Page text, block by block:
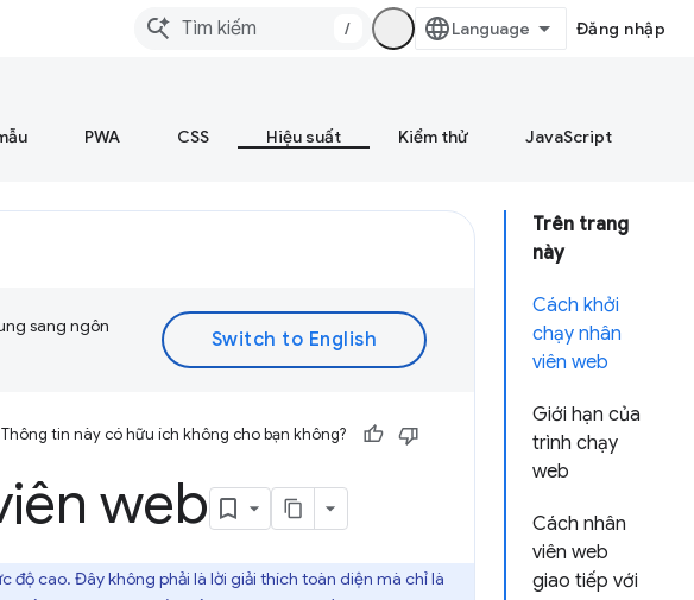
/ Đăng nhập
PWA CSS Hiệu suất Kiểm thử JavaScript
Trên trang
này
Cách khởi
chạy nhân
viên web
Giới hạn của
trình chạy
web
Cách nhân
viên web
giao tiếp với
sang ngôn
Thông tin này có hữu ích không cho bạn không?
web
độ cao. Đây không phải là lời giải thích toàn diện mà chỉ là